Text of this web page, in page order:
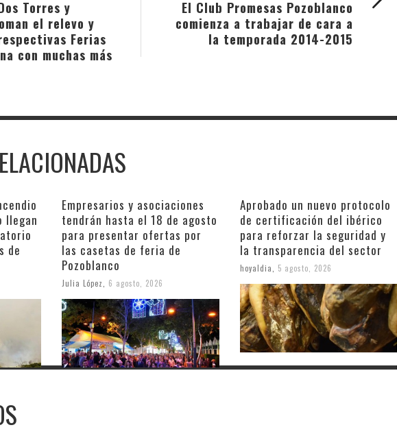
El Club Promesas Pozoblanco
comienza a trabajar de cara a
la temporada 2014-2015
Torres y
el relevo y
Ferias
con muchas más
llegan
de
Empresarios y asociaciones
tendrán hasta el 18 de agosto
para presentar ofertas por
las casetas de feria de
Pozoblanco
Julia López, 6 agosto, 2026
Aprobado un nuevo protocolo
de certificación del ibérico
para reforzar la seguridad y
la transparencia del sector
hoyaldia, 5 agosto, 2026